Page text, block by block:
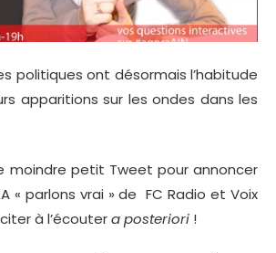
politiques ont désormais l’habitude
apparitions sur les ondes dans les
moindre petit Tweet pour annoncer
« parlons vrai » de FC Radio et Voix
à l’écoutera posteriori !